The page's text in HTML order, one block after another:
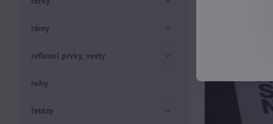
Haibike se
vyjadřovat
rámy
reflexní prvky, vesty
rohy
řetězy